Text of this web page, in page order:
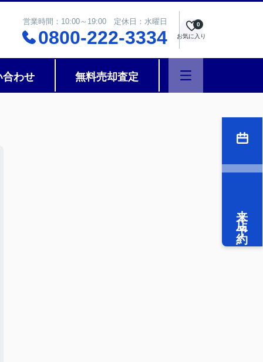
営業時間：10:00～19:00 定休日：水曜日
0800-222-3334 お気に入り
0
合わせ 無料売却査定
来店予約